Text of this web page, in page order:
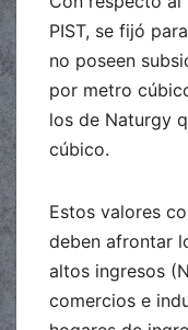
PIST, se fijó
no poseen
por metro
los de Naturgy
cúbico.
Estos valores
deben afrontar
altos ingresos
comercios e